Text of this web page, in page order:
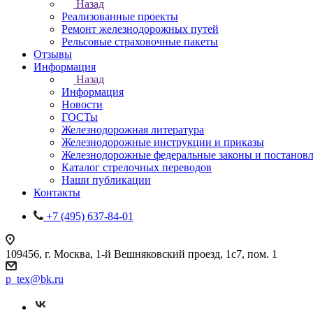
Назад
Реализованные проекты
Ремонт железнодорожных путей
Рельсовые страховочные пакеты
Отзывы
Информация
Назад
Информация
Новости
ГОСТы
Железнодорожная литература
Железнодорожные инструкции и приказы
Железнодорожные федеральные законы и
Каталог стрелочных переводов
Наши публикации
Контакты
+7 (495) 637-84-01
109456, г. Москва, 1-й Вешняковский проезд, 1с7, пом. 1
p_tex@bk.ru